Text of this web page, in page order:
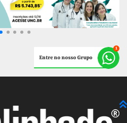
Entre no nosso Grupo